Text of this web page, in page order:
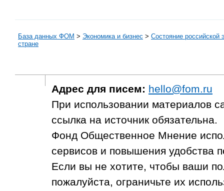
База данных ФОМ > Экономика и бизнес > Состояние российской
стране
Адрес для писем: hello@fom.ru
При использовании материалов
ссылка на источник обязательна.
Фонд Общественное Мнение
сервисов и повышения удобства
Если вы не хотите, чтобы ваши
пожалуйста, ограничьте их